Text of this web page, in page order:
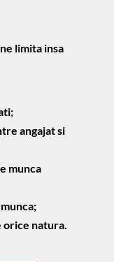
munca
orice natura.